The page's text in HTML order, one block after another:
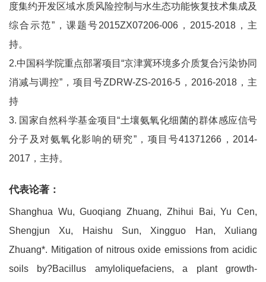
度集约开发区域水质风险控制与水生态功能恢复技术集成及
综合示范”，课题号2015ZX07206-006，2015-2018，主
持。
2.中国科学院重点部署项目“京津冀环境多介质复合污染协同
消减与调控”，项目号ZDRW-ZS-2016-5，2016-2018，主
持
3. 国家自然科学基金项目“土壤氨氧化细菌的群体感应信号
分子及对氨氧化影响的研究”，项目号41371266，2014-
2017，主持。
代表论著：
Shanghua Wu, Guoqiang Zhuang, Zhihui Bai, Yu Cen,
Shengjun Xu, Haishu Sun, Xingguo Han, Xuliang
Zhuang*. Mitigation of nitrous oxide emissions from acidic
soils by?Bacillus amyloliquefaciens, a plant growth‐